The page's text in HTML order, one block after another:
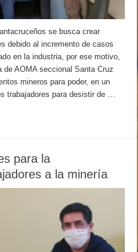
se busca crear
debido al incremento de casos
en la industria, por ese motivo,
AOMA seccional Santa Cruz
mineros para poder, en un
trabajadores para desistir de …
para la
a la minería